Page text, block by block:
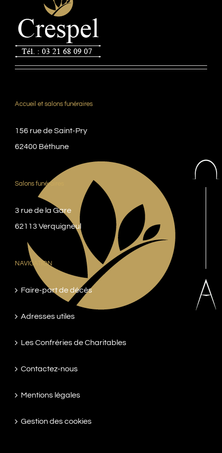
Accueil et salons funéraires
156 rue de Saint-Pry
62400 Béthune
Salons funéraires
3 rue de la Gare
62113 Verquigneul
NAVIGATION
Faire-part de décès
Adresses utiles
Les Confréries de Charitables
Contactez-nous
Mentions légales
Gestion des cookies